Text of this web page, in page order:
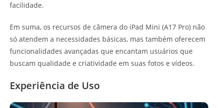
facilidade.
Em suma, os recursos de câmera do iPad Mini (A17 Pro) não
só atendem a necessidades básicas, mas também oferecem
funcionalidades avançadas que encantam usuários que
buscam qualidade e criatividade em suas fotos e vídeos.
Experiência de Uso